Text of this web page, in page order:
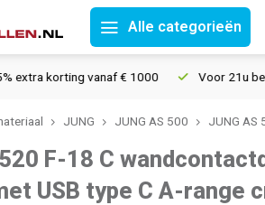
Alle categorieën
korting vanaf € 1000 Voor 21u besteld,
JUNG JUNG AS 500 JUNG AS
F-18 C
USB type C A-range